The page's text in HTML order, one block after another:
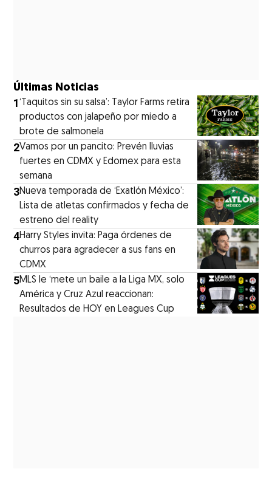
Últimas Noticias
1‘Taquitos sin su salsa’: Taylor Farms retira
productos con jalapeño por miedo a
brote de salmonela
2Vamos por un pancito: Prevén lluvias
fuertes en CDMX y Edomex para esta
semana
3Nueva temporada de ‘Exatlón México’:
Lista de atletas confirmados y fecha de
estreno del reality
4Harry Styles invita: Paga órdenes de
churros para agradecer a sus fans en
CDMX
5MLS le ‘mete un baile a la Liga MX, solo
América y Cruz Azul reaccionan:
Resultados de HOY en Leagues Cup